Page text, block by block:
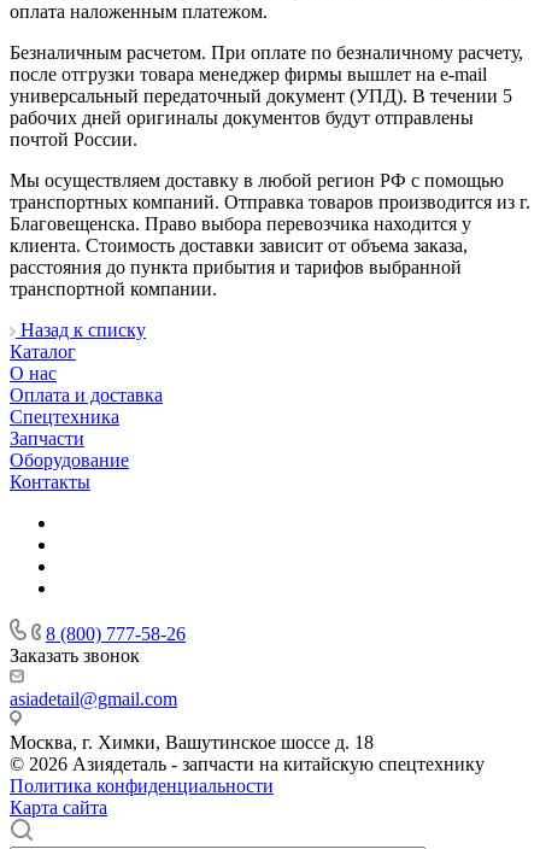
оплата наложенным платежом.
Безналичным расчетом. При оплате по безналичному расчету,
после отгрузки товара менеджер фирмы вышлет на e-mail
универсальный передаточный документ (УПД). В течении 5
рабочих дней оригиналы документов будут отправлены
почтой России.
Мы осуществляем доставку в любой регион РФ с помощью
транспортных компаний. Отправка товаров производится из г.
Благовещенска. Право выбора перевозчика находится у
клиента. Стоимость доставки зависит от объема заказа,
расстояния до пункта прибытия и тарифов выбранной
транспортной компании.
Назад к списку
Каталог
О нас
Оплата и доставка
Спецтехника
Запчасти
Оборудование
Контакты
8 (800) 777-58-26
Заказать звонок
asiadetail@gmail.com
Москва, г. Химки, Вашутинское шоссе д. 18
© 2026 Азиядеталь - запчасти на китайскую спецтехнику
Политика конфиденциальности
Карта сайта